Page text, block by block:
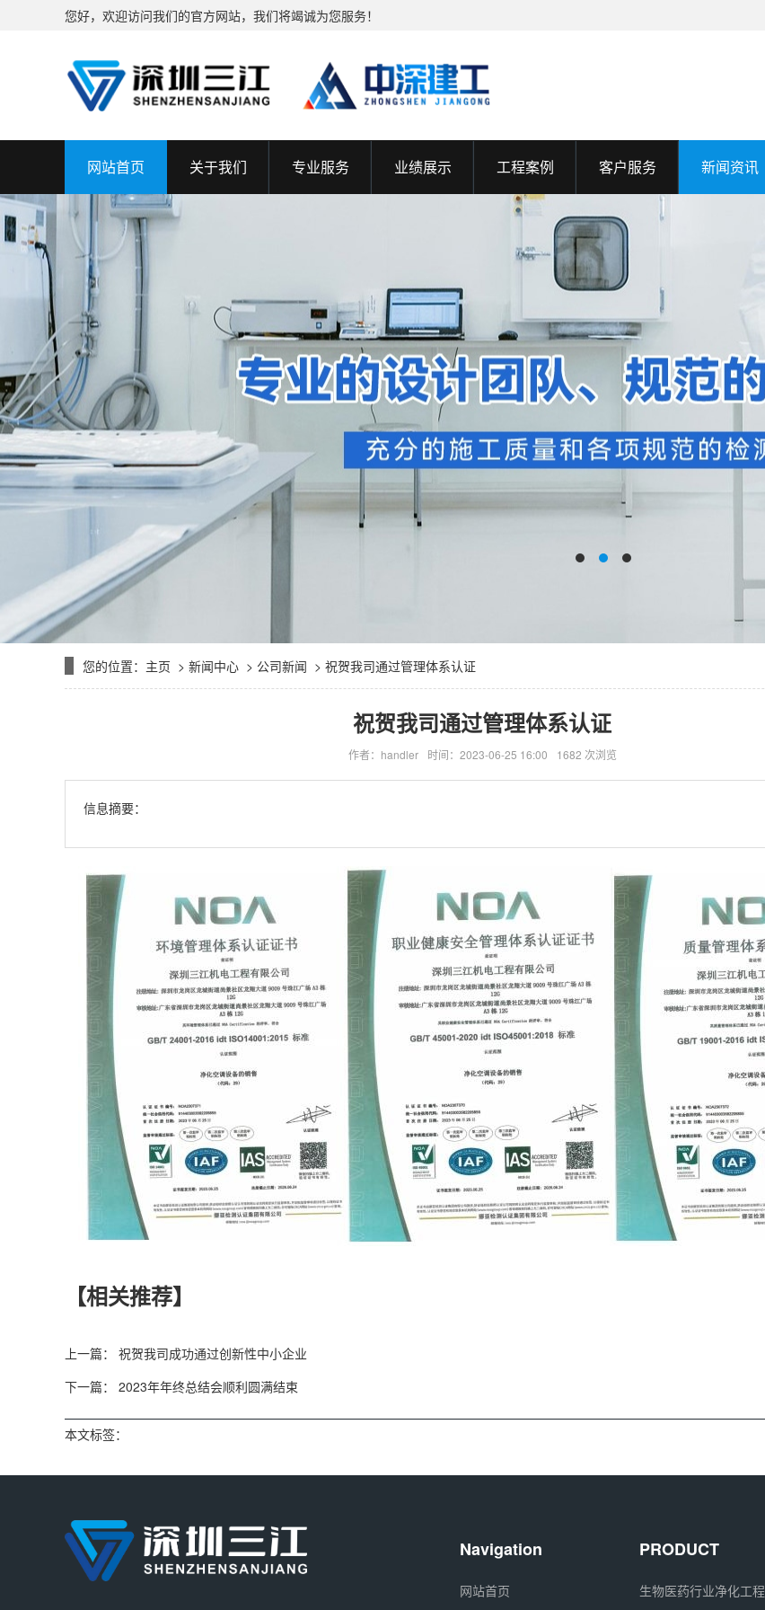
您好，欢迎访问我们的官方网站，我们将竭诚为您服务！
网站首页 关于我们 专业服务 业绩展示 工程案例 客户服务 新闻资讯
您的位置： 主页 > 新闻中心 > 公司新闻 > 祝贺我司通过管理体系认证
祝贺我司通过管理体系认证
作者：handler 时间：2023-06-25 16:00 1682 次浏览
信息摘要：
【相关推荐】
上一篇： 祝贺我司成功通过创新性中小企业
下一篇： 2023年年终总结会顺利圆满结束
本文标签：
Navigation
网站首页
PRODUCT
生物医药行业净化工程